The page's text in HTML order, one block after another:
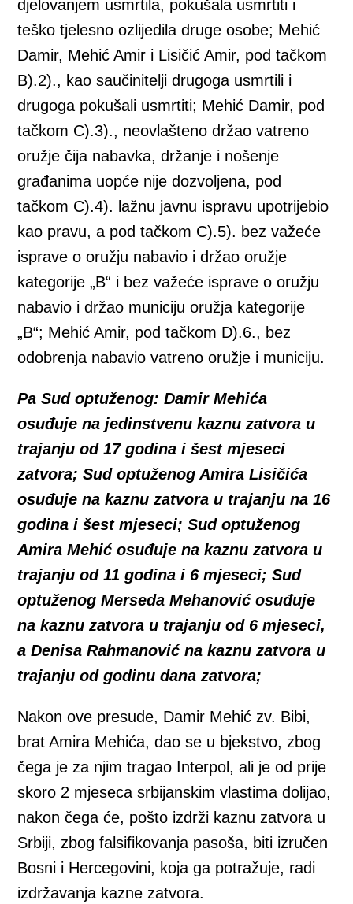
djelovanjem usmrtila, pokušala usmrtiti i
teško tjelesno ozlijedila druge osobe; Mehić
Damir, Mehić Amir i Lisičić Amir, pod tačkom
B).2)., kao saučinitelji drugoga usmrtili i
drugoga pokušali usmrtiti; Mehić Damir, pod
tačkom C).3)., neovlašteno držao vatreno
oružje čija nabavka, držanje i nošenje
građanima uopće nije dozvoljena, pod
tačkom C).4). lažnu javnu ispravu upotrijebio
kao pravu, a pod tačkom C).5). bez važeće
isprave o oružju nabavio i držao oružje
kategorije „B“ i bez važeće isprave o oružju
nabavio i držao municiju oružja kategorije
„B“; Mehić Amir, pod tačkom D).6., bez
odobrenja nabavio vatreno oružje i municiju.
Pa Sud optuženog: Damir Mehića
osuđuje na jedinstvenu kaznu zatvora u
trajanju od 17 godina i šest mjeseci
zatvora; Sud optuženog Amira Lisičića
osuđuje na kaznu zatvora u trajanju na 16
godina i šest mjeseci; Sud optuženog
Amira Mehić osuđuje na kaznu zatvora u
trajanju od 11 godina i 6 mjeseci; Sud
optuženog Merseda Mehanović osuđuje
na kaznu zatvora u trajanju od 6 mjeseci,
a Denisa Rahmanović na kaznu zatvora u
trajanju od godinu dana zatvora;
Nakon ove presude, Damir Mehić zv. Bibi,
brat Amira Mehića, dao se u bjekstvo, zbog
čega je za njim tragao Interpol, ali je od prije
skoro 2 mjeseca srbijanskim vlastima dolijao,
nakon čega će, pošto izdrži kaznu zatvora u
Srbiji, zbog falsifikovanja pasoša, biti izručen
Bosni i Hercegovini, koja ga potražuje, radi
izdržavanja kazne zatvora.